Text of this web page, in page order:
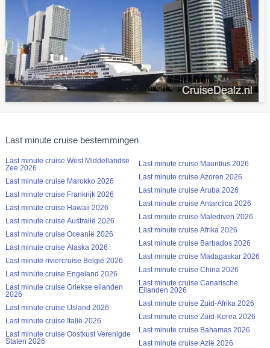
Last minute cruise bestemmingen
Last minute cruise West Middellandse
Zee 2026
Last minute cruise Marokko 2026
Last minute cruise Frankrijk 2026
Last minute cruise Hawaii 2026
Last minute cruise Australië 2026
Last minute cruise Oceanië 2026
Last minute cruise Alaska 2026
Last minute riviercruise België 2026
Last minute cruise Engeland 2026
Last minute cruise Griekse eilanden
2026
Last minute cruise IJsland 2026
Last minute cruise Italië 2026
Last minute cruise Oostkust Verenigde
Staten 2026
Last minute cruise Mauritius 2026
Last minute cruise Azoren 2026
Last minute cruise Aruba 2026
Last minute cruise Antarctica 2026
Last minute cruise Malediven 2026
Last minute cruise Afrika 2026
Last minute cruise Barbados 2026
Last minute cruise Madagaskar 2026
Last minute cruise China 2026
Last minute cruise Canarische
Eilanden 2026
Last minute cruise Zuid-Afrika 2026
Last minute cruise Zuid-Korea 2026
Last minute cruise Bahamas 2026
Last minute cruise Azië 2026